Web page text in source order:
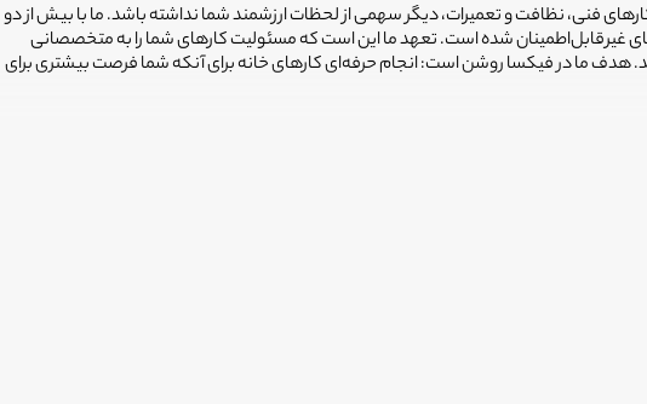
فنی، نظافت و تعمیرات، دیگر سهمی از لحظات ارزشمند شما نداشته باشد. ما با بیش از دو
غیرقابل‌اطمینان شده است. تعهد ما این است که مسئولیت کارهای شما را به متخصصانی
هدف ما در فیکسا روشن است: انجام حرفه‌ای کارهای خانه برای آنکه شما فرصت بیشتری برای